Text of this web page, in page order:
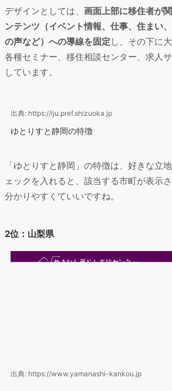
デザインとしては、 画面上部に移住者が
ンテンツ（イベント情報、仕事、住まい
の声など）への導線を固定 し、その下に
各種セミナー、移住相談センター、求人
しています。
分かりやすくていいですね。